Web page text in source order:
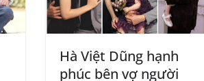
Hà Việt Dũng hạnh
phúc bên vợ người